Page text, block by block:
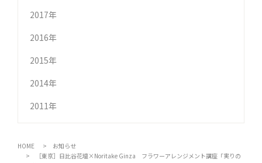
2017年
2016年
2015年
2014年
2011年
HOME
お知らせ
［東京］日比谷花壇×Noritake Ginza フラワーアレンジメント講座「実りの